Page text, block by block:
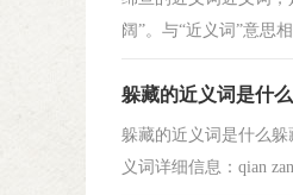
阔”。与“近义词”意思
躲藏的近义词是什么
躲藏的近义词是什么
义词详细信息：qian